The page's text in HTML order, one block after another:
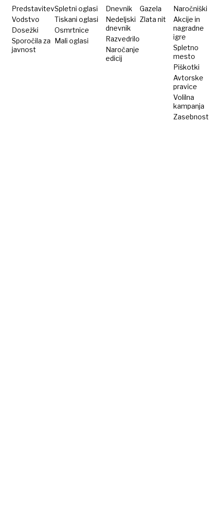
Predstavitev
Vodstvo
Dosežki
Sporočila za
javnost
Spletni oglasi
Tiskani oglasi
Osmrtnice
Mali oglasi
Dnevnik
Nedeljski
dnevnik
Razvedrilo
Naročanje
edicij
Gazela
Zlata nit
Naročniški
Akcije in
nagradne
igre
Spletno
mesto
Piškotki
Avtorske
pravice
Volilna
kampanja
Zasebnost